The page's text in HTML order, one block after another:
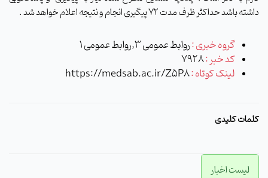
داشته باشد حداکثر ظرف مدت 72 پیگیری انجام و نتیجه اعلام خواهد شد .
گروه خبری :روابط عمومی 3,روابط عمومی 1
کد خبر :7928
لینک کوتاه :https://medsab.ac.ir/Z5P8
کلمات کلیدی
لیست اخبار